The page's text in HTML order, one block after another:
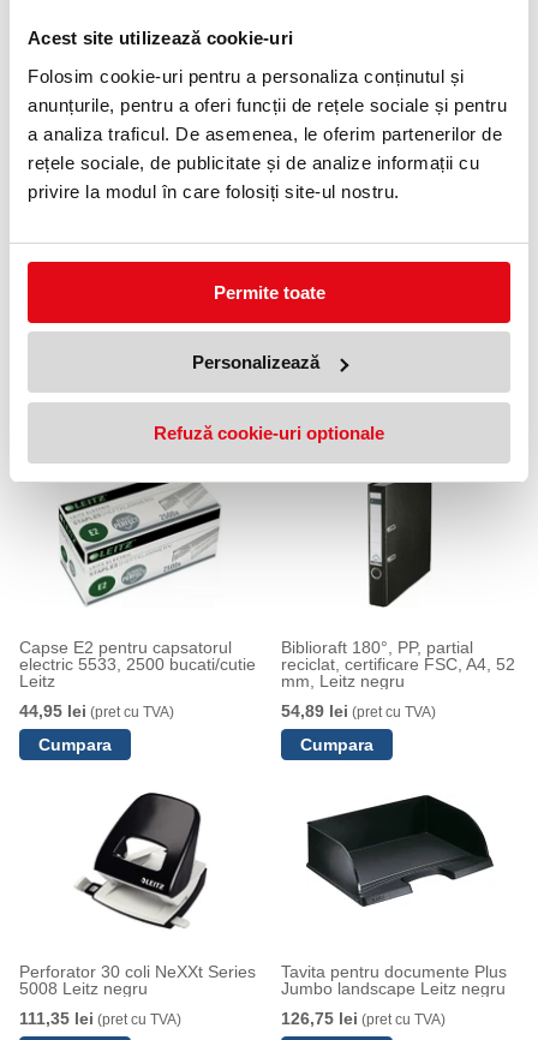
Acest site utilizează cookie-uri
Folosim cookie-uri pentru a personaliza conținutul și
anunțurile, pentru a oferi funcții de rețele sociale și pentru
a analiza traficul. De asemenea, le oferim partenerilor de
rețele sociale, de publicitate și de analize informații cu
privire la modul în care folosiți site-ul nostru.
Permite toate
Personalizează
Refuză cookie-uri optionale
ACCESORII
PRODUSE SIMILARE
Slim Leitz negru
Capse E2 pentru capsatorul
electric 5533, 2500 bucati/cutie
Leitz
44,95 lei (pret cu TVA)
Biblioraft 180°, PP, partial
reciclat, certificare FSC, A4, 52
mm, Leitz negru
54,89 lei (pret cu TVA)
Perforator 30 coli NeXXt Series
5008 Leitz negru
111,35 lei (pret cu TVA)
Tavita pentru documente Plus
Jumbo landscape Leitz negru
126,75 lei (pret cu TVA)